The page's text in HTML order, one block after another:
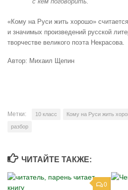
«Кому на Руси жить хорошо»
и значимых произведений русской
творчестве великого поэта Некрасова.
Автор: Михаил Щепин
Метки: 10 класс Кому на Руси жить
разбор
ЧИТАЙТЕ ТАКЖЕ:
0